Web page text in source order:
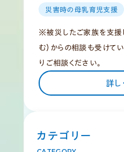
災害時の母乳育児支援
※被災したご家族を支援
む）からの相談も受けて
りご相談ください。
詳し
カテゴリー